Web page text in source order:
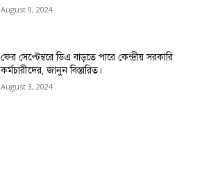
August 9, 2024
ফের সেপ্টেম্বরে ডিএ বাড়তে পারে কেন্দ্রীয় সরকারি
কর্মচারীদের, জানুন বিস্তারিত।
August 3, 2024